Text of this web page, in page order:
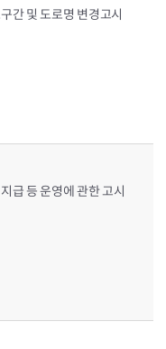
간 및 도로명 변경고시
급 등 운영에 관한 고시